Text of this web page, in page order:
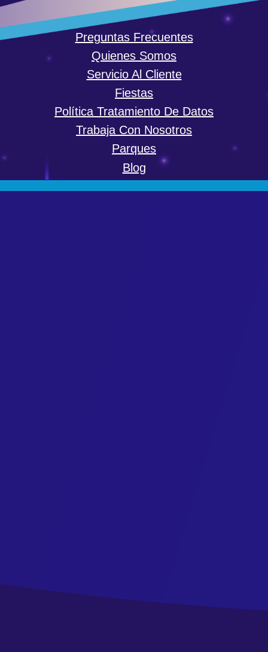
Preguntas Frecuentes
Quienes Somos
Servicio Al Cliente
Fiestas
Política Tratamiento De Datos
Trabaja Con Nosotros
Parques
Blog